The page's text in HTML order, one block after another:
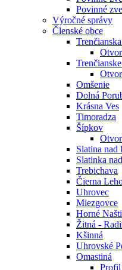
Povinné
Výročné správy
Členské obce
Omšenie
Dolná
Krásna Ves
Timoradza
Šípkov
Slatina nad
Slatinka
Trebichava
Čierna
Uhrovec
Miezgovce
Horné
Žitná -
Kšinná
Uhrovské
Omastiná
Profil